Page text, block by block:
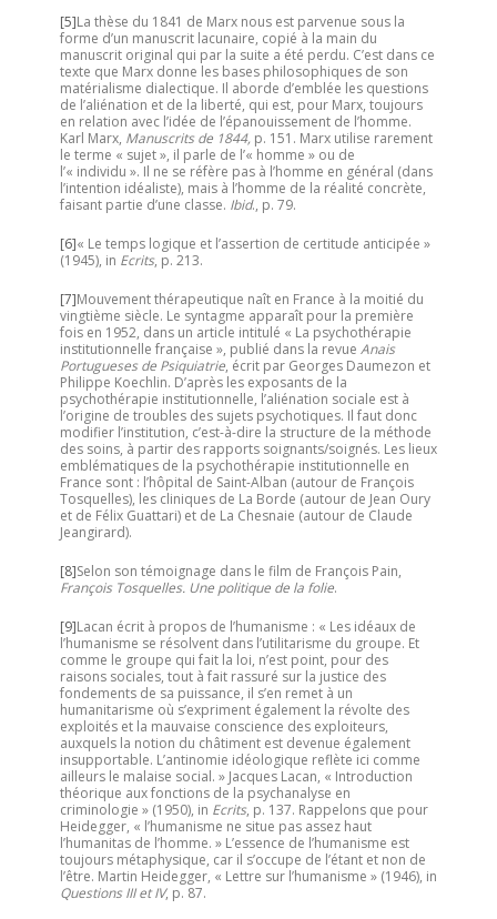
[5]La thèse du 1841 de Marx nous est parvenue sous la
forme d’un manuscrit lacunaire, copié à la main du
manuscrit original qui par la suite a été perdu. C’est dans ce
texte que Marx donne les bases philosophiques de son
matérialisme dialectique. Il aborde d’emblée les questions
de l’aliénation et de la liberté, qui est, pour Marx, toujours
en relation avec l’idée de l’épanouissement de l’homme.
Karl Marx, Manuscrits de 1844, p. 151. Marx utilise rarement
le terme « sujet », il parle de l’« homme » ou de
l’« individu ». Il ne se réfère pas à l’homme en général (dans
l’intention idéaliste), mais à l’homme de la réalité concrète,
faisant partie d’une classe. Ibid., p. 79.
[6]« Le temps logique et l’assertion de certitude anticipée »
(1945), in Ecrits, p. 213.
[7]Mouvement thérapeutique naît en France à la moitié du
vingtième siècle. Le syntagme apparaît pour la première
fois en 1952, dans un article intitulé « La psychothérapie
institutionnelle française », publié dans la revue Anais
Portugueses de Psiquiatrie, écrit par Georges Daumezon et
Philippe Koechlin. D’après les exposants de la
psychothérapie institutionnelle, l’aliénation sociale est à
l’origine de troubles des sujets psychotiques. Il faut donc
modifier l’institution, c’est-à-dire la structure de la méthode
des soins, à partir des rapports soignants/soignés. Les lieux
emblématiques de la psychothérapie institutionnelle en
France sont : l’hôpital de Saint-Alban (autour de François
Tosquelles), les cliniques de La Borde (autour de Jean Oury
et de Félix Guattari) et de La Chesnaie (autour de Claude
Jeangirard).
[8]Selon son témoignage dans le film de François Pain,
François Tosquelles. Une politique de la folie.
[9]Lacan écrit à propos de l’humanisme : « Les idéaux de
l’humanisme se résolvent dans l’utilitarisme du groupe. Et
comme le groupe qui fait la loi, n’est point, pour des
raisons sociales, tout à fait rassuré sur la justice des
fondements de sa puissance, il s’en remet à un
humanitarisme où s’expriment également la révolte des
exploités et la mauvaise conscience des exploiteurs,
auxquels la notion du châtiment est devenue également
insupportable. L’antinomie idéologique reflète ici comme
ailleurs le malaise social. » Jacques Lacan, « Introduction
théorique aux fonctions de la psychanalyse en
criminologie » (1950), in Ecrits, p. 137. Rappelons que pour
Heidegger, « l’humanisme ne situe pas assez haut
l’humanitas de l’homme. » L’essence de l’humanisme est
toujours métaphysique, car il s’occupe de l’étant et non de
l’être. Martin Heidegger, « Lettre sur l’humanisme » (1946), in
Questions III et IV, p. 87.